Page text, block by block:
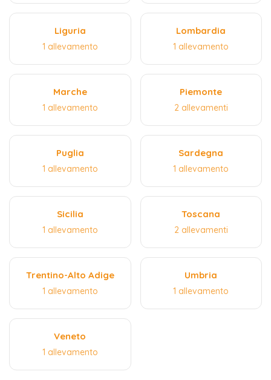
Liguria
1 allevamento
Lombardia
1 allevamento
Marche
1 allevamento
Piemonte
2 allevamenti
Puglia
1 allevamento
Sardegna
1 allevamento
Sicilia
1 allevamento
Toscana
2 allevamenti
Trentino-Alto Adige
1 allevamento
Umbria
1 allevamento
Veneto
1 allevamento